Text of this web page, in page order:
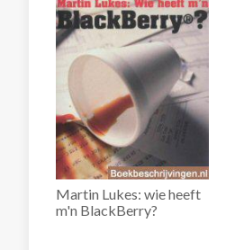
Martin Lukes: wie heeft
m'n BlackBerry?